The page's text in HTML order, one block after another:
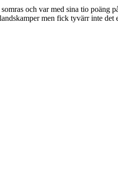
och var med sina tio poäng
men fick tyvärr inte det